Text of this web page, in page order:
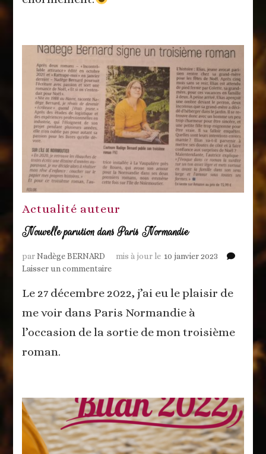
Actualité auteur
Nouvelle parution dans Paris Normandie
parNadège BERNARD mis à jour le 10 janvier 2023
Laisser un commentairesur
parution
Paris
Normandie
Le 27 décembre 2022, j’ai eu le plaisir de
me voir dans Paris Normandie à
l’occasion de la sortie de mon troisième
roman.